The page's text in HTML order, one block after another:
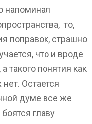
напоминал
то,
поправок, страшно
что и вроде
такого понятия как
Остается
думе все же
главу